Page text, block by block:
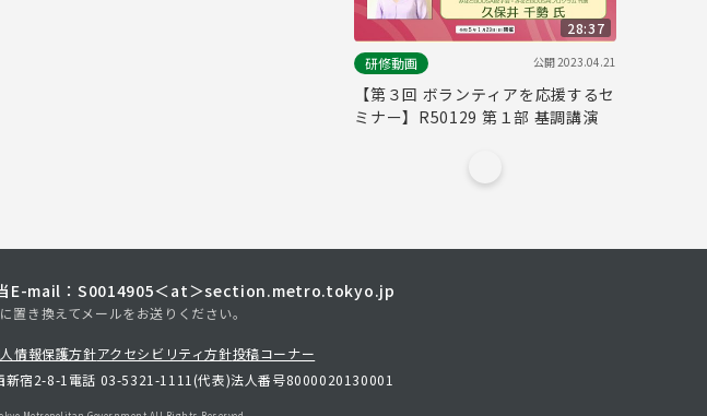
28:37
研修動画
公開2023.04.21
【第３回 ボランティアを応援するセ
ミナー】R50129 第１部 基調講演
E-mail：S0014905＜at＞section.metro.tokyo.jp
置き換えてメールをお送りください。
情報保護方針アクセシビリティ方針投稿コーナー
新宿2-8-1 電話 03-5321-1111(代表)法人番号8000020130001